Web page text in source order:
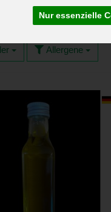
Nur essenzielle
Allergene